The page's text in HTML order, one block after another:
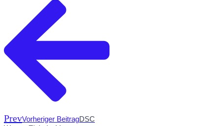
PrevVorheriger BeitragDSC